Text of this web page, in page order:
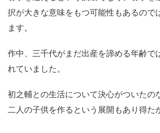
択が大きな意味をもつ可能性もあるので
ます。
作中、三千代がまだ出産を諦める年齢で
れていました。
初之輔との生活について決心がついたの
二人の子供を作るという展開もあり得た